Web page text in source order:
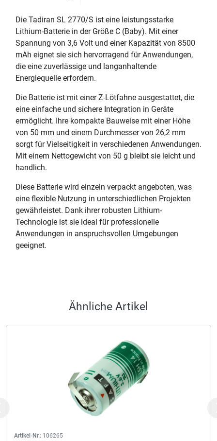
Die Tadiran SL 2770/S ist eine leistungsstarke
Lithium-Batterie in der Größe C (Baby). Mit einer
Spannung von 3,6 Volt und einer Kapazität von 8500
mAh eignet sie sich hervorragend für Anwendungen,
die eine zuverlässige und langanhaltende
Energiequelle erfordern.
Die Batterie ist mit einer Z-Lötfahne ausgestattet, die
eine einfache und sichere Integration in Geräte
ermöglicht. Ihre kompakte Bauweise mit einer Höhe
von 50 mm und einem Durchmesser von 26,2 mm
sorgt für Vielseitigkeit in verschiedenen Anwendungen.
Mit einem Nettogewicht von 50 g bleibt sie leicht und
handlich.
Diese Batterie wird einzeln verpackt angeboten, was
eine flexible Nutzung in unterschiedlichen Projekten
gewährleistet. Dank ihrer robusten Lithium-
Technologie ist sie ideal für professionelle
Anwendungen in anspruchsvollen Umgebungen
geeignet.
Ähnliche Artikel
Artikel-Nr.: 106265